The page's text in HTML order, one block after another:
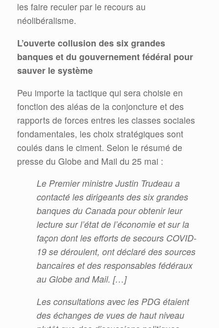
les faire reculer par le recours au
néolibéralisme.
L’ouverte collusion des six grandes
banques et du gouvernement fédéral pour
sauver le système
Peu importe la tactique qui sera choisie en
fonction des aléas de la conjoncture et des
rapports de forces entres les classes sociales
fondamentales, les choix stratégiques sont
coulés dans le ciment. Selon le résumé de
presse du Globe and Mail du 25 mai :
Le Premier ministre Justin Trudeau a
contacté les dirigeants des six grandes
banques du Canada pour obtenir leur
lecture sur l’état de l’économie et sur la
façon dont les efforts de secours COVID-
19 se déroulent, ont déclaré des sources
bancaires et des responsables fédéraux
au Globe and Mail. […]
Les consultations avec les PDG étaient
des échanges de vues de haut niveau